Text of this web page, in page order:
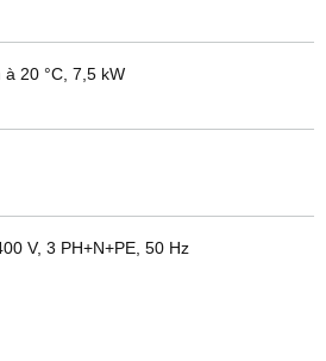
à 20 °C, 7,5 kW
V, 3 PH+N+PE, 50 Hz